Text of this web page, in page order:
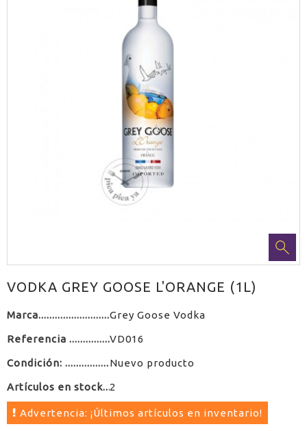
VODKA GREY GOOSE L'ORANGE (1L)
Marca Grey Goose Vodka
Referencia VD016
Condición: Nuevo producto
Artículos en stock 2
Advertencia: ¡Últimos artículos en inventario!